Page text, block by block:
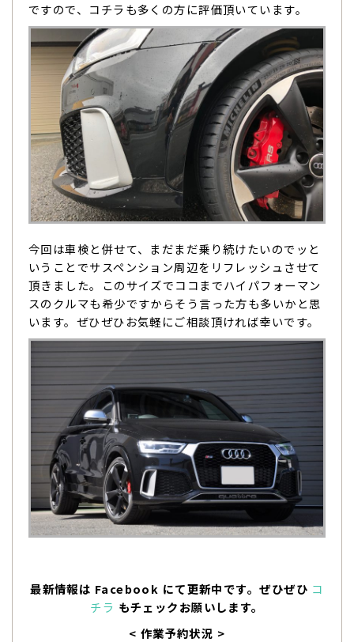
ですので、コチラも多くの方に評価頂いています。
今回は車検と併せて、まだまだ乗り続けたいのでッと
いうことでサスペンション周辺をリフレッシュさせて
頂きました。このサイズでココまでハイパフォーマン
スのクルマも希少ですからそう言った方も多いかと思
います。ぜひぜひお気軽にご相談頂ければ幸いです。
最新情報は Facebook にて更新中です。ぜひぜひ コ
チラ もチェックお願いします。
< 作業予約状況 >